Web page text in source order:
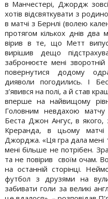
в Манчестері, Джордж
хотів відсвяткувати з
в матчі з Бернлі (волею
протягом кількох днів
вірив в те, що Метт
вирішив дещо
забронюєте мені
повернутися додому
дияволи погодились. І
з’явився на полі, а й став
вперше на найвищому
Головним невдахою
Беста Джон Ангус, в
Креранда, в цьому
Джорджа. «Ця гра дала мені
мені більше не потрібен.
та не повірив своїм очам.
на останній сторінці.
футбол з друзями на
забивати голи за великі